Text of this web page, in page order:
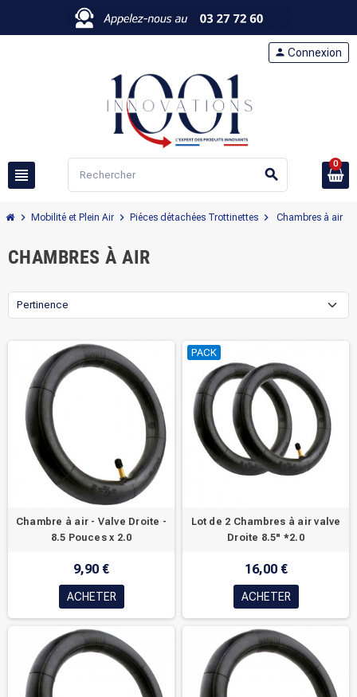
view_headline search
person Connexion
0
chevron_right Mobilité et Plein Air chevron_right Piéces détachées Trottinettes chevron_right Chambres à air
CHAMBRES À AIR
Pertinence
Chambre à air - Valve Droite -
8.5 Pouces x 2.0
9,90 €
ACHETER
PACK
Lot de 2 Chambres à air valve
Droite 8.5" *2.0
16,00 €
ACHETER